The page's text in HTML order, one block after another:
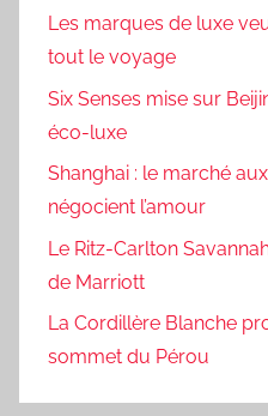
Les marques de luxe
tout le voyage
Six Senses mise sur
éco-luxe
Shanghai : le marché
négocient l’amour
Le Ritz-Carlton
de Marriott
La Cordillère Blanche
sommet du Pérou